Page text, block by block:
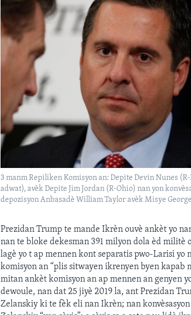
3 manm Repiliken Komisyon an: Depite Devin Nunes
adwat), avèk Depite Jim Jordan (R-Ohio) nan yon
depozisyon Anbasadè William Taylor avèk Misye
Prezidan Trump te mande Ikrèn ouvè ankèt yo
nan te bloke dekesman 391 milyon dola èd militè
lagè yo t ap mennen kont separatis pwo-Larisi
komisyon an “plis sitwayen ikrenyen byen kapab
mitan ankèt komisyon an ap mennen an genyen
dewoule, nan dat 25 jiyè 2019 la, ant Prezidan
Zelanskiy ki te fèk eli nan Ikrèn; nan